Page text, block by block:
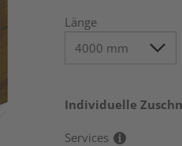
Länge
Individuelle
Services